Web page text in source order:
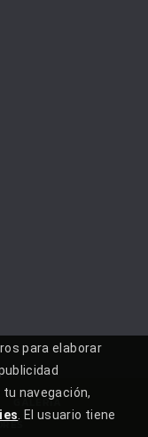
GALERÍA
para elaborar
navegación,
. El usuario tiene